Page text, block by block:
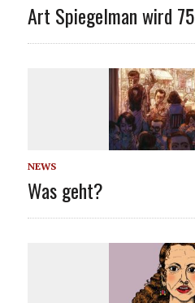
Art Spiegelman wird 75
NEWS
Was geht?